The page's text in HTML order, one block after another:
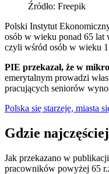
Źródło: Freepik
Polski Instytut
osób w wieku ponad 65 lat
czyli wśród osób w wieku
PIE przekazał, że w
emerytalnym prowadzi
pracujących seniorów
Polska się starzeje, miasta
Gdzie
Jak przekazano w
pracowników powyżej 65